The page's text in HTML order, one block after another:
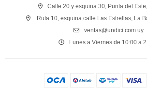
Calle 20 y esquina 30, Punta del
Ruta 10, esquina calle Las Estrellas, La
ventas@undici.com.uy
Lunes a Viernes de 10:00 a